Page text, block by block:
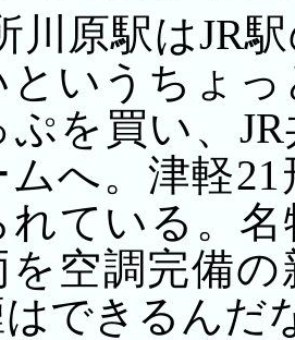
川原駅はJR
いうちょ
ぷを買い、
へ。津軽
れている。
を空調完備
はできるん